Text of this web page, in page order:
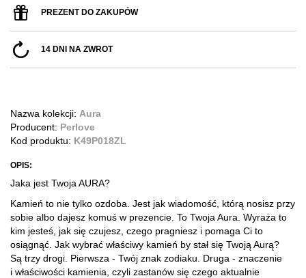
PREZENT DO ZAKUPÓW
14 DNI NA ZWROT
Nazwa kolekcji: Aura
Producent: Perlove
Kod produktu: K49P018ZL
OPIS:
Jaka jest Twoja AURA?
Kamień to nie tylko ozdoba. Jest jak wiadomość, którą nosisz przy
sobie albo dajesz komuś w prezencie. To Twoja Aura. Wyraża to
kim jesteś, jak się czujesz, czego pragniesz i pomaga Ci to
osiągnąć. Jak wybrać właściwy kamień by stał się Twoją Aurą?
Są trzy drogi. Pierwsza - Twój znak zodiaku. Druga - znaczenie
i właściwości kamienia, czyli zastanów się czego aktualnie